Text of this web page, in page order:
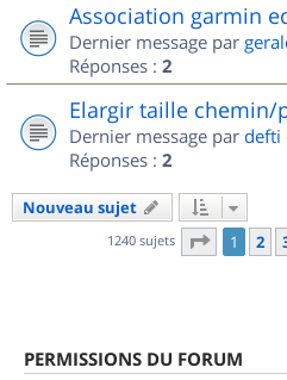
Association garmin
Dernier message par
Réponses : 2
Elargir taille chemin/
Dernier message par defti
Réponses : 2
Nouveau sujet
1240 sujets Page 1
1 2
PERMISSIONS DU FORUM